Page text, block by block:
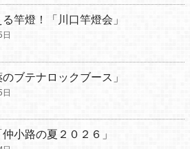
竿燈！「川口竿燈会」
のブテナロックブース」
仲小路の夏２０２６」